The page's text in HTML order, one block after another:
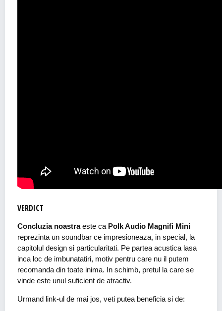
VERDICT
Concluzia noastraeste ca Polk Audio Magnifi Mini
reprezinta un soundbar ce impresioneaza, in special, la
capitolul design si particularitati. Pe partea acustica lasa
inca loc de imbunatatiri, motiv pentru care nu il putem
recomanda din toate inima. In schimb, pretul la care se
vinde este unul suficient de atractiv.
Urmand link-ul de mai jos, veti putea beneficia si de: